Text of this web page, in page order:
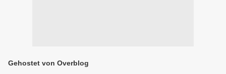
Gehostet von Overblog